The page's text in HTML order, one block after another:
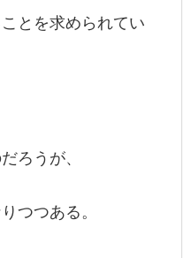
とを求められてい
ろうが、
つつある。